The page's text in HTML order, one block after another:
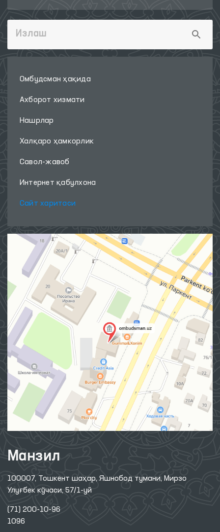
Омбудсман ҳақида
Ахборот хизмати
Нашрлар
Халқаро ҳамкорлик
Савол-жавоб
Интернет қабулхона
Сайт харитаси
Манзил
100007, Тошкент шаҳар, Яшнобод тумани, Мирзо
Улуғбек кўчаси, 57/1-уй
(71) 200-10-96
1096